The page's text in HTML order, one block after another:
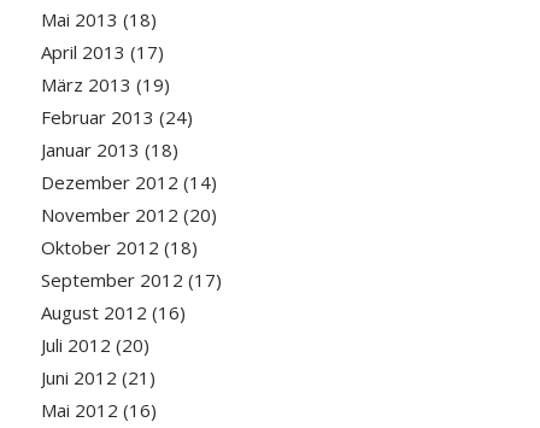
Mai 2013 (18)
April 2013 (17)
März 2013 (19)
Februar 2013 (24)
Januar 2013 (18)
Dezember 2012 (14)
November 2012 (20)
Oktober 2012 (18)
September 2012 (17)
August 2012 (16)
Juli 2012 (20)
Juni 2012 (21)
Mai 2012 (16)